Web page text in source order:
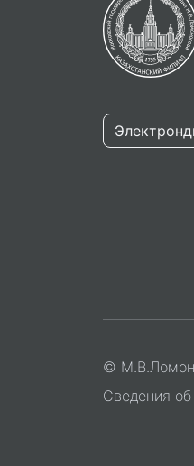
©
Сведения об